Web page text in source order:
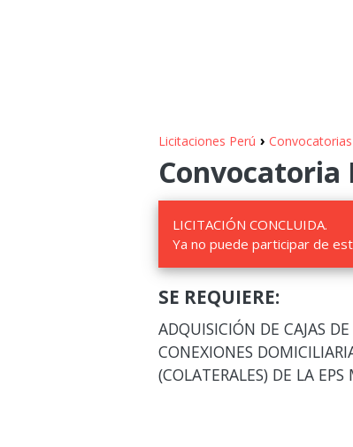
Licitaciones Perú › Convocatorias
Convocatoria
LICITACIÓN CONCLUIDA.
Ya no puede participar de
SE REQUIERE:
ADQUISICIÓN DE CAJAS
CONEXIONES
(COLATERALES) DE LA